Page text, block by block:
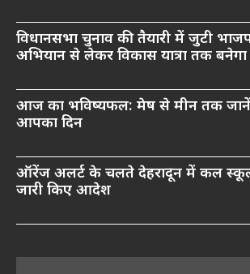
विधानसभा चुनाव की तैयारी में जुटी
अभियान से लेकर विकास यात्रा तक बनेगा
आज का भविष्यफल: मेष से मीन तक जानें
आपका दिन
ऑरेंज अलर्ट के चलते देहरादून में कल
जारी किए आदेश